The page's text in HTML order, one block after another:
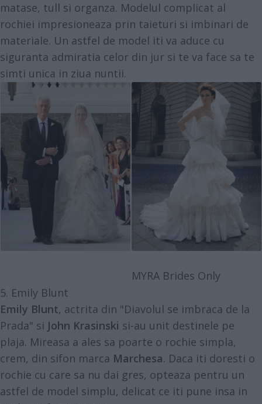
matase, tull si organza. Modelul complicat al
rochiei impresioneaza prin taieturi si imbinari de
materiale. Un astfel de model iti va aduce cu
siguranta admiratia celor din jur si te va face sa te
simti unica in ziua nuntii.
MYRA Brides Only
5. Emily Blunt
Emily Blunt, actrita din "Diavolul se imbraca de la
Prada" si John Krasinski si-au unit destinele pe
plaja. Mireasa a ales sa poarte o rochie simpla,
crem, din sifon marca Marchesa. Daca iti doresti o
rochie cu care sa nu dai gres, opteaza pentru un
astfel de model simplu, delicat ce iti pune insa in